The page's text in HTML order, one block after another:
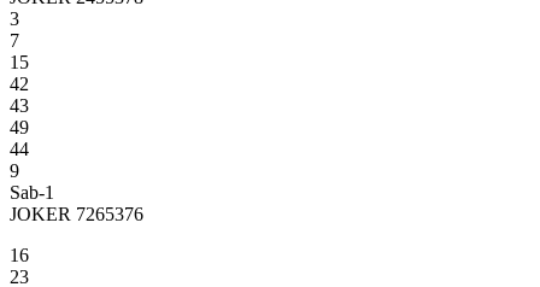
3
7
15
42
43
49
44
9
Sab-1
JOKER 7265376
16
23